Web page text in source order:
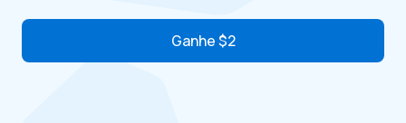
Ganhe $2